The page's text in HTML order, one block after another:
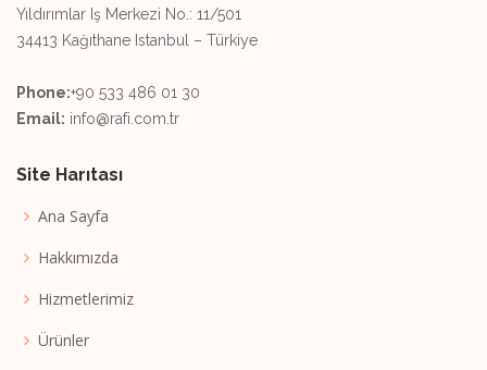
Yıldırımlar Iş Merkezi No.: 11/501
34413 Kağıthane Istanbul – Türkiye
Phone:+90 533 486 01 30
Email: info@rafi.com.tr
Site Harıtası
Ana Sayfa
Hakkımızda
Hizmetlerimiz
Ürünler